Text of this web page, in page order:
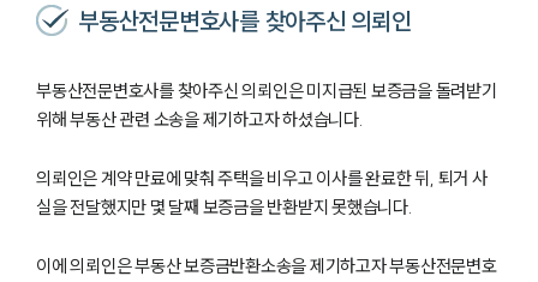
부동산전문변호사를 찾아주신 의뢰인
부동산전문변호사를 찾아주신 의뢰인은 미지급된 보증금을 돌려받기
위해 부동산 관련 소송을 제기하고자 하셨습니다.
의뢰인은 계약 만료에 맞춰 주택을 비우고 이사를 완료한 뒤, 퇴거 사
실을 전달했지만 몇 달째 보증금을 반환받지 못했습니다.
이에 의뢰인은 부동산 보증금반환소송을 제기하고자 부동산전문변호